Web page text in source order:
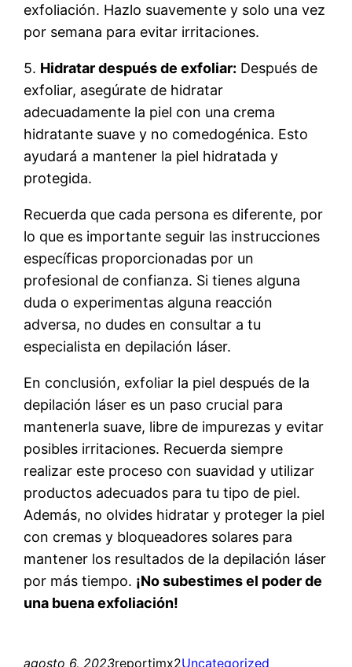
exfoliación. Hazlo suavemente y solo una vez
por semana para evitar irritaciones.
5. Hidratar después de exfoliar: Después de
exfoliar, asegúrate de hidratar
adecuadamente la piel con una crema
hidratante suave y no comedogénica. Esto
ayudará a mantener la piel hidratada y
protegida.
Recuerda que cada persona es diferente, por
lo que es importante seguir las instrucciones
específicas proporcionadas por un
profesional de confianza. Si tienes alguna
duda o experimentas alguna reacción
adversa, no dudes en consultar a tu
especialista en depilación láser.
En conclusión, exfoliar la piel después de la
depilación láser es un paso crucial para
mantenerla suave, libre de impurezas y evitar
posibles irritaciones. Recuerda siempre
realizar este proceso con suavidad y utilizar
productos adecuados para tu tipo de piel.
Además, no olvides hidratar y proteger la piel
con cremas y bloqueadores solares para
mantener los resultados de la depilación láser
por más tiempo. ¡No subestimes el poder de
una buena exfoliación!
agosto 6, 2023reportimx2Uncategorized